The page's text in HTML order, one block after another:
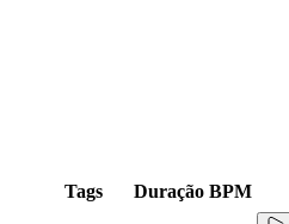
Tags Duração BPM